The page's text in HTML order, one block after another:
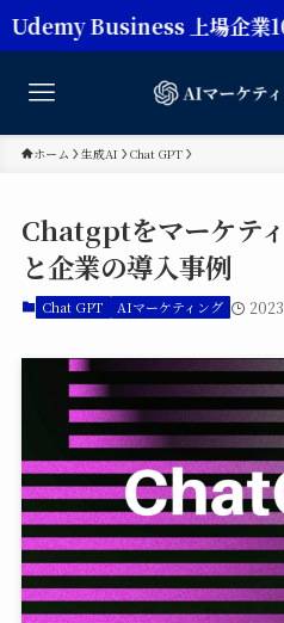
上場企業100社,国内
ホーム 生成AI Chat GPT
Chatgptをマーケテ
と企業の導入事例
Chat GPT AIマーケティング